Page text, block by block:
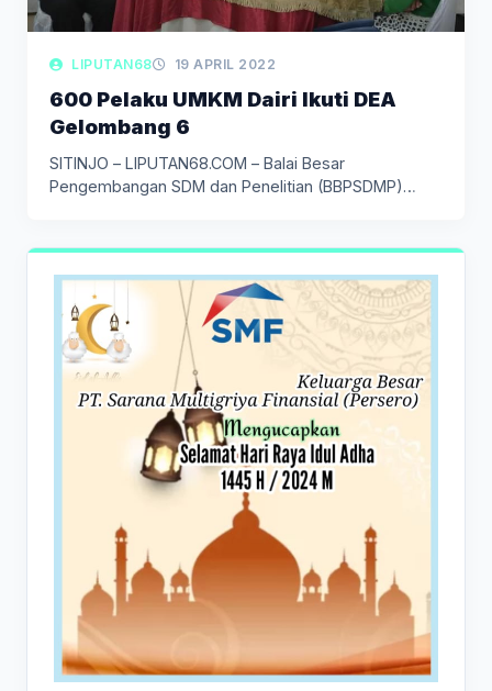
LIPUTAN68 19 APRIL 2022
600 Pelaku UMKM Dairi Ikuti DEA
Gelombang 6
SITINJO – LIPUTAN68.COM – Balai Besar
Pengembangan SDM dan Penelitian (BBPSDMP)